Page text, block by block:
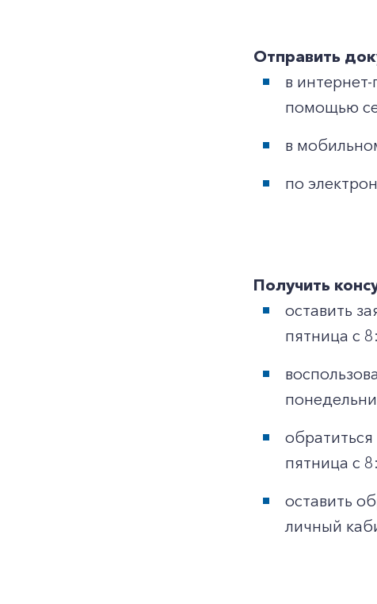
Отправить
в
помощью
в
по
Получить
оставить
пятница с
пятница с
оставить
личный